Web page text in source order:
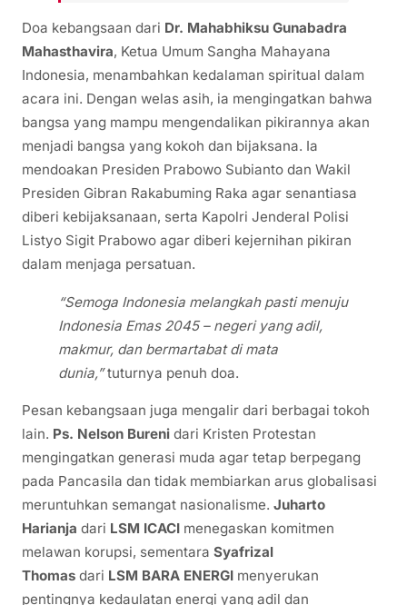
Doa kebangsaan dari Dr. Mahabhiksu Gunabadra
Mahasthavira, Ketua Umum Sangha Mahayana
Indonesia, menambahkan kedalaman spiritual dalam
acara ini. Dengan welas asih, ia mengingatkan bahwa
bangsa yang mampu mengendalikan pikirannya akan
menjadi bangsa yang kokoh dan bijaksana. Ia
mendoakan Presiden Prabowo Subianto dan Wakil
Presiden Gibran Rakabuming Raka agar senantiasa
diberi kebijaksanaan, serta Kapolri Jenderal Polisi
Listyo Sigit Prabowo agar diberi kejernihan pikiran
dalam menjaga persatuan.
“Semoga Indonesia melangkah pasti menuju
Indonesia Emas 2045 – negeri yang adil,
makmur, dan bermartabat di mata
dunia,”tuturnya penuh doa.
Pesan kebangsaan juga mengalir dari berbagai tokoh
lain. Ps. Nelson Bureni dari Kristen Protestan
mengingatkan generasi muda agar tetap berpegang
pada Pancasila dan tidak membiarkan arus globalisasi
meruntuhkan semangat nasionalisme. Juharto
Harianja dari LSM ICACI menegaskan komitmen
melawan korupsi, sementara Syafrizal
Thomas dari LSM BARA ENERGI menyerukan
pentingnya kedaulatan energi yang adil dan